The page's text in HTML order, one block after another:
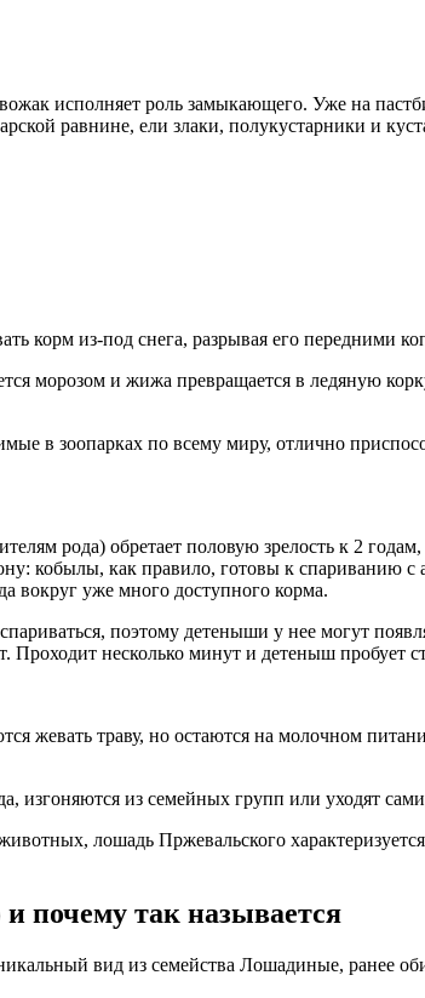
исполняет роль замыкающего. Уже на
равнине, ели злаки, полукустарники и
корм из-под снега, разрывая его передними
морозом и жижа превращается в ледяную
в зоопарках по всему миру, отлично
рода) обретает половую зрелость к 2
кобылы, как правило, готовы к спариванию
вокруг уже много доступного корма.
поэтому детеныши у нее могут
несколько минут и детеныш пробует
жевать траву, но остаются на молочном
изгоняются из семейных групп или уходят
лошадь Пржевальского
почему так называется
вид из семейства Лошадиные, ранее